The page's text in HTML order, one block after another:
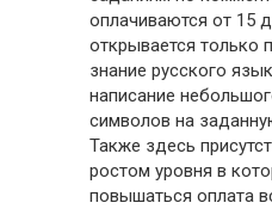
оплачиваются от 15
открывается только
знание русского
написание
символов на
Также здесь
ростом уровня в
повышаться оплата